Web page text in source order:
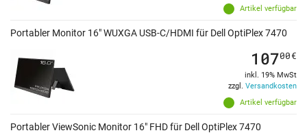
Artikel verfügbar
Portabler Monitor 16" WUXGA USB-C/HDMI für Dell OptiPlex 7470
Artikel verfügbar
10700€
inkl. 19% MwSt
zzgl. Versandkosten
Portabler ViewSonic Monitor 16" FHD für Dell OptiPlex 7470